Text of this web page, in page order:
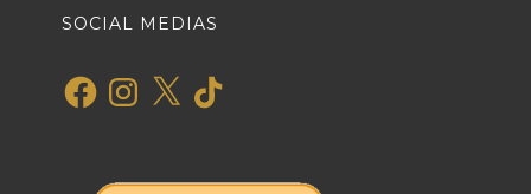
SOCIAL MEDIAS
FacebookInstagram
X TikTok